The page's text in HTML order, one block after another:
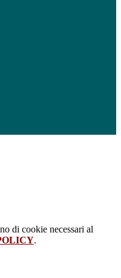
di cookie necessari al
.